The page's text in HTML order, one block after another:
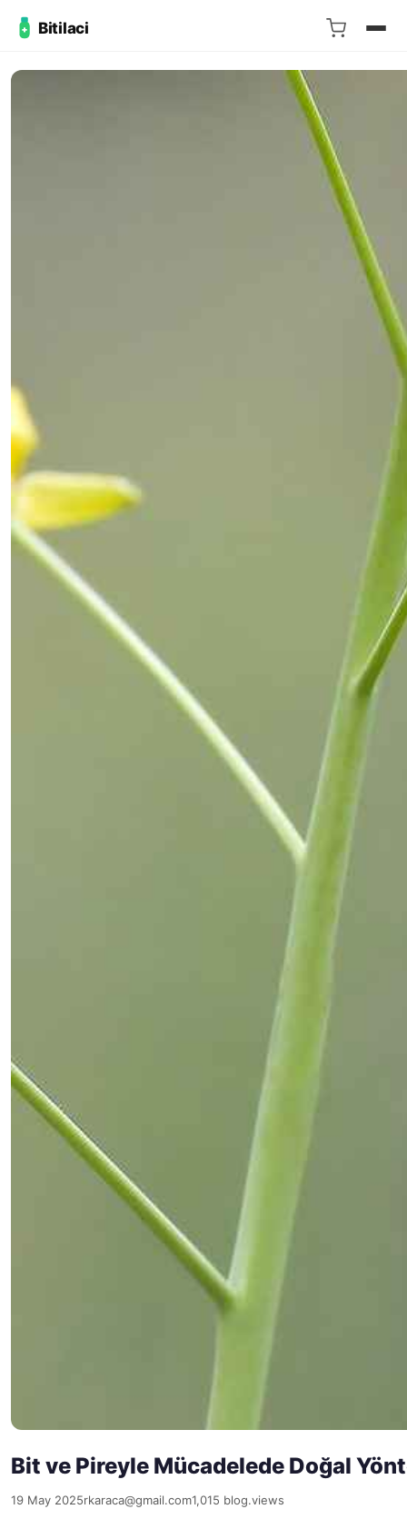
Bitilaci
Bit ve Pireyle Mücadelede Doğal
19 May 2025rkaraca@gmail.com1,015 blog.views